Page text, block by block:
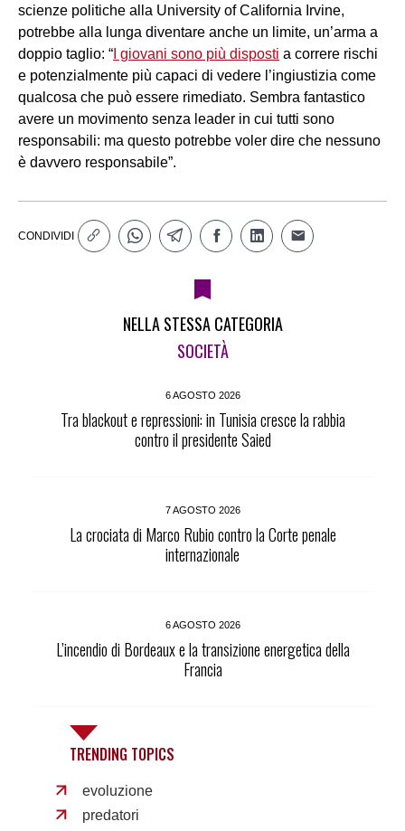
scienze politiche alla University of California Irvine,
potrebbe alla lunga diventare anche un limite, un’arma a
doppio taglio: “ I giovani sono più disposti a correre rischi
e potenzialmente più capaci di vedere l’ingiustizia come
qualcosa che può essere rimediato. Sembra fantastico
avere un movimento senza leader in cui tutti sono
responsabili: ma questo potrebbe voler dire che nessuno
è davvero responsabile”.
CONDIVIDI
NELLA STESSA CATEGORIA
SOCIETÀ
6 AGOSTO 2026
Tra blackout e repressioni: in Tunisia cresce la rabbia
contro il presidente Saied
7 AGOSTO 2026
La crociata di Marco Rubio contro la Corte penale
internazionale
6 AGOSTO 2026
L’incendio di Bordeaux e la transizione energetica della
Francia
TRENDING TOPICS
evoluzione
predatori